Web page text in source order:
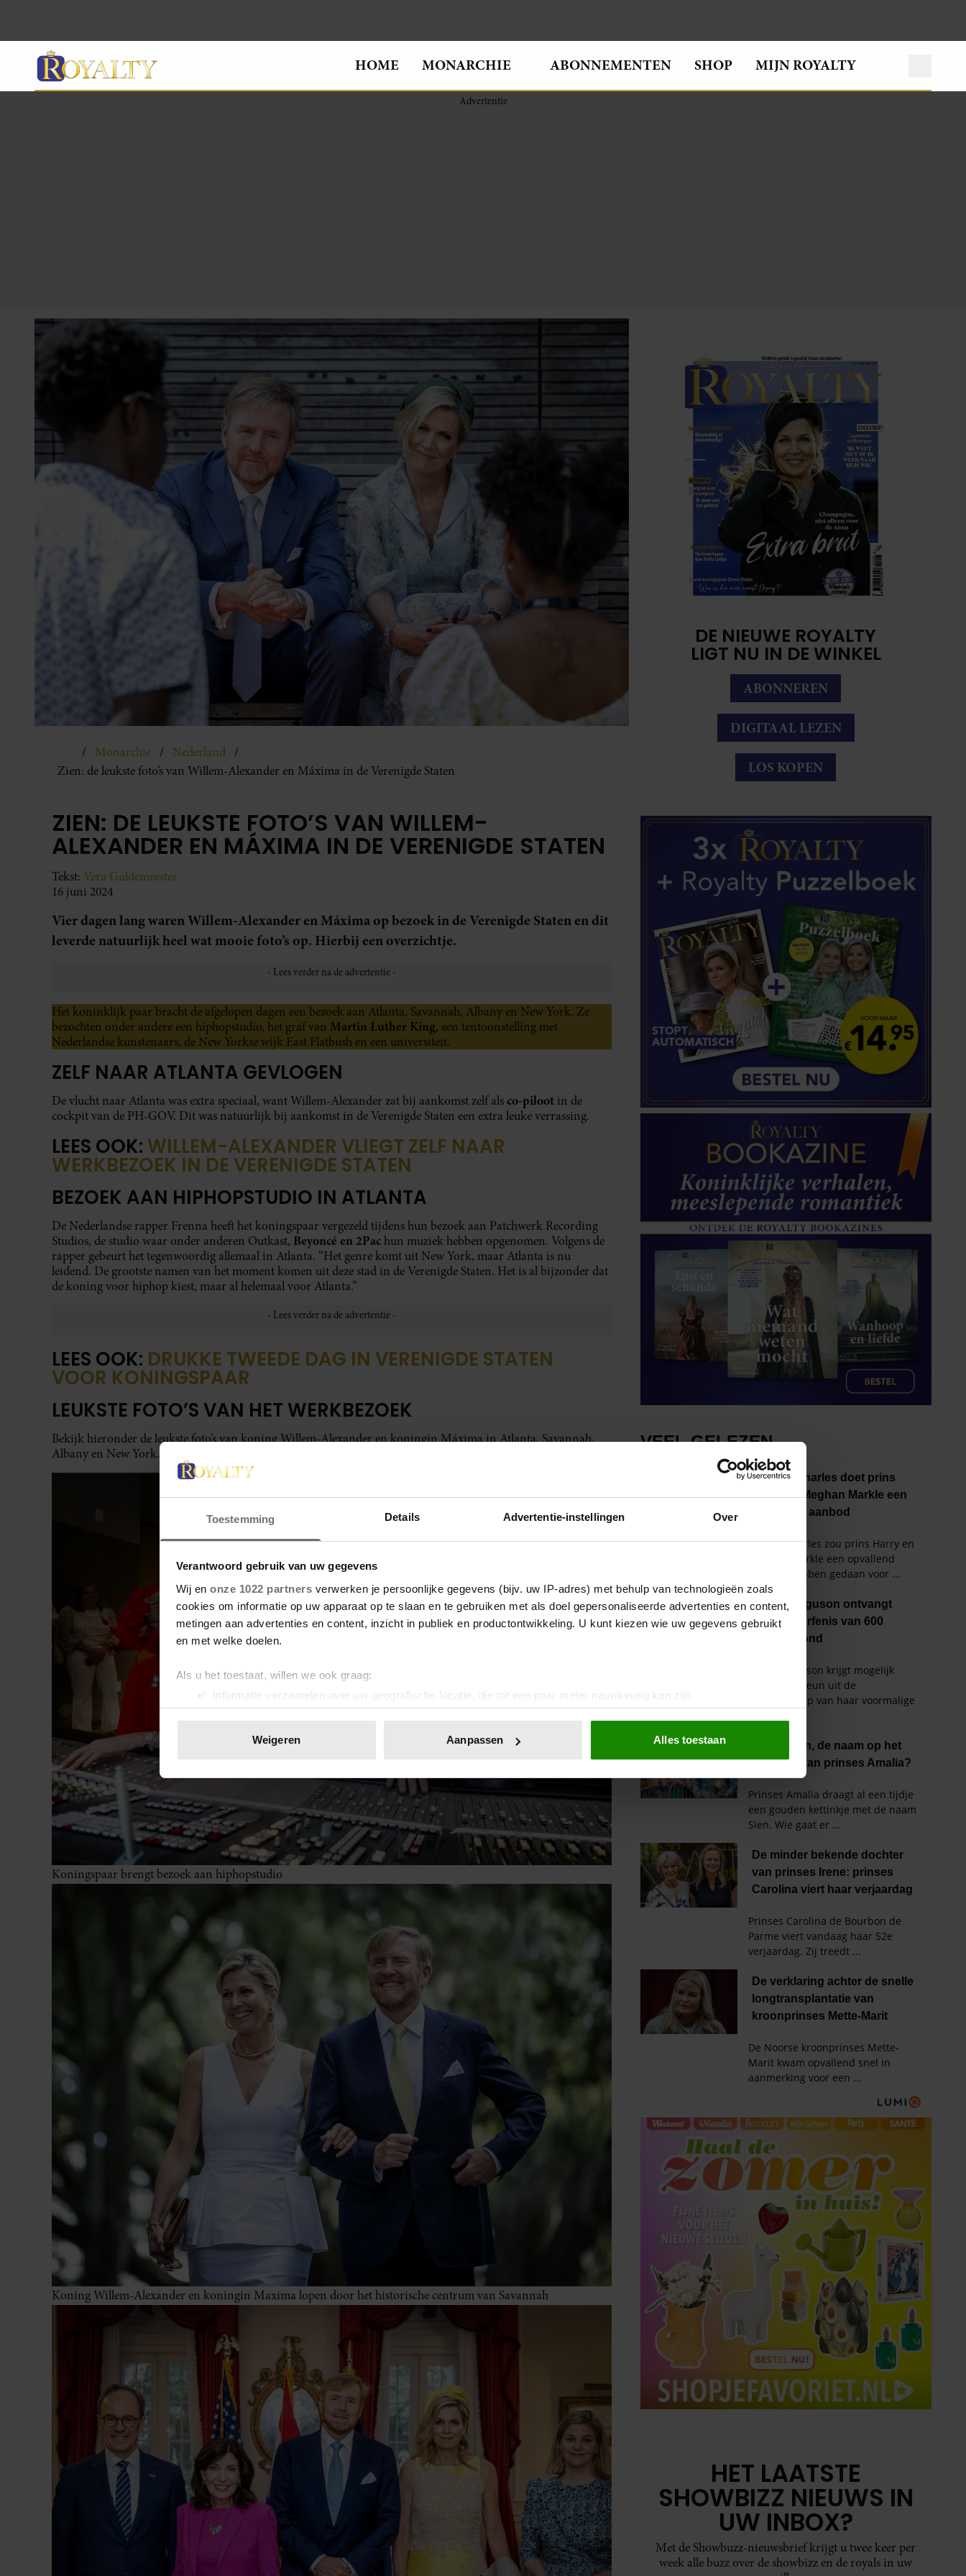
Toestemming Details Advertentie-instellingen Over
Verantwoord gebruik van uw gegevens
Wij en onze 1022 partners verwerken je persoonlijke gegevens (bijv. uw IP-adres) met behulp van technologieën zoals
cookies om informatie op uw apparaat op te slaan en te gebruiken met als doel gepersonaliseerde advertenties en content,
metingen aan advertenties en content, inzicht in publiek en productontwikkeling. U kunt kiezen wie uw gegevens gebruikt
en met welke doelen.
Als u het toestaat, willen we ook graag:
Informatie verzamelen over uw geografische locatie, die tot een paar meter nauwkeurig kan zijn
Uw apparaat identificeren door het actief te scannen op specifieke eigenschappen (fingerprinting)
toestemming op elk moment wijzigen of intrekken in de Cookieverklaring.
We gebruiken cookies om content en advertenties te personaliseren, om functies voor social media te bieden en om ons
websiteverkeer te analyseren. Ook delen we informatie over uw gebruik van onze site met onze partners voor social
media, adverteren en analyse. Deze partners kunnen deze gegevens combineren met andere informatie die u aan ze heeft
verstrekt of die ze hebben verzameld op basis van uw gebruik van hun services. U gaat akkoord met onze cookies als u
onze website blijft gebruiken.
Weigeren Aanpassen Alles toestaan
HOME MONARCHIE ABONNEMENTEN SHOP MIJN ROYALTY
Monarchie
Nederland
Zien: de leukste foto’s van Willem-Alexander en Máxima in de Verenigde Staten
ZIEN: DE LEUKSTE FOTO’S VAN WILLEM-
ALEXANDER EN MÁXIMA IN DE VERENIGDE STATEN
Tekst: Vera Guldemeester
16 juni 2024
Vier dagen lang waren Willem-Alexander en Máxima op bezoek in de Verenigde Staten en dit
leverde natuurlijk heel wat mooie foto’s op. Hierbij een overzichtje.
Het koninklijk paar bracht de afgelopen dagen een bezoek aan Atlanta, Savannah, Albany en New York. Ze
bezochten onder andere een hiphopstudio, het graf van Martin Luther King, een tentoonstelling met
Nederlandse kunstenaars, de New Yorkse wijk East Flatbush en een universiteit.
ZELF NAAR ATLANTA GEVLOGEN
De vlucht naar Atlanta was extra speciaal, want Willem-Alexander zat bij aankomst zelf alsco-piloot in de
cockpit van de PH-GOV. Dit was natuurlijk bij aankomst in de Verenigde Staten een extra leuke verrassing.
LEES OOK: WILLEM-ALEXANDER VLIEGT ZELF NAAR
WERKBEZOEK IN DE VERENIGDE STATEN
BEZOEK AAN HIPHOPSTUDIO IN ATLANTA
De Nederlandse rapper Frenna heeft het koningspaar vergezeld tijdens hun bezoek aan Patchwerk Recording
Studios, de studio waar onder anderen Outkast, Beyoncé en 2Pac hun muziek hebben opgenomen. Volgens de
rapper gebeurt het tegenwoordig allemaal in Atlanta. “Het genre komt uit New York, maar Atlanta is nu
leidend. De grootste namen van het moment komen uit deze stad in de Verenigde Staten. Het is al bijzonder dat
de koning voor hiphop kiest, maar al helemaal voor Atlanta.”
LEES OOK: DRUKKE TWEEDE DAG IN VERENIGDE STATEN
VOOR KONINGSPAAR
LEUKSTE FOTO’S VAN HET WERKBEZOEK
Bekijk hieronder de leukste foto’s van koning Willem-Alexander en koningin Máxima in Atlanta, Savannah,
Albany en New York.
Koningspaar brengt bezoek aan hiphopstudio
Koning Willem-Alexander en koningin Maxima lopen door het historische centrum van Savannah
DE NIEUWE ROYALTY
LIGT NU IN DE WINKEL
ABONNEREN
DIGITAAL LEZEN
LOS KOPEN
HET LAATSTE
SHOWBIZZ NIEUWS IN
UW INBOX?
Met de Showbuzz-nieuwsbrief krijgt u twee keer per
week alle buzz over de showbizz en de royals in uw